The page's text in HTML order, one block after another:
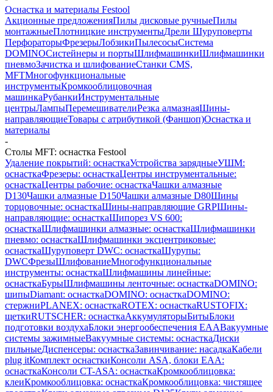
Оснастка и материалы Festool
Акционные предложенияПилы дисковые ручныеПилы
монтажныеПлотницкие инструментыДрели Шуруповерты
ПерфораторыФрезерыЛобзикиПылесосыСистема
DOMINOСистейнеры и портыШлифмашинкиШлифмашинки
пневмоЗачистка и шлифованиеСтанки CMS,
MFTМногофункциональные
инструментыКромкооблицовочная
машинкаРубанкиИнструментальные
центрыЛампыПеремешивателиРезка алмазнаяШины-
направляющиеТовары с атрибутикой (Фаншоп)Оснастка и
материалы
-
Столы MFT: оснастка Festool
Удаление покрытий: оснасткаУстройства зарядныеУШМ:
оснасткаФрезеры: оснасткаЦентры инструментальные:
оснасткаЦентры рабочие: оснасткаЧашки алмазные
D130Чашки алмазные D150Чашки алмазные D80Шины
торцовочные: оснасткаШины-направляющие GRPШины-
направляющие: оснасткаШипорез VS 600:
оснасткаШлифмашинки алмазные: оснасткаШлифмашинки
пневмо: оснасткаШлифмашинки эксцентриковые:
оснасткаШуруповерт DWC: оснасткаШурупы:
DWCФрезыШлифованиеМногофункциональные
инструменты: оснасткаШлифмашины линейные:
оснасткаБурыШлифмашины ленточные: оснасткаDOMINO:
шипыDiamant: оснасткаDOMINO: оснасткаDOMINO:
стержниPLANEX: оснасткаROTEX: оснасткаRUSTOFIX:
щеткиRUTSCHER: оснасткаАккумуляторыБитыБлоки
подготовки воздухаБлоки энергообеспечения EAAВакуумные
системы зажимныеВакуумные системы: оснасткаДиски
пильныеДиспенсеры: оснасткаЗавинчивание: насадкаКабели
plug itКомплект оснасткиКонсоли ASA, блоки EAA:
оснасткаКонсоли CT-ASA: оснасткаКромкооблицовка:
клеиКромкооблицовка: оснасткаКромкооблицовка: чистящее